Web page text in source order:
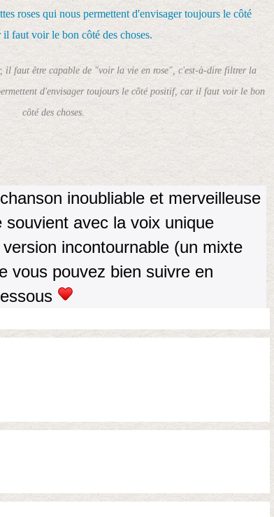
il faut être capable de "voir la vie en rose", c'est-à-dire filtrer la
d'envisager toujours le côté positif, car il faut voir le bon
côté des choses.
inoubliable et merveilleuse
avec la voix unique
incontournable (un mixte
vous pouvez bien suivre en